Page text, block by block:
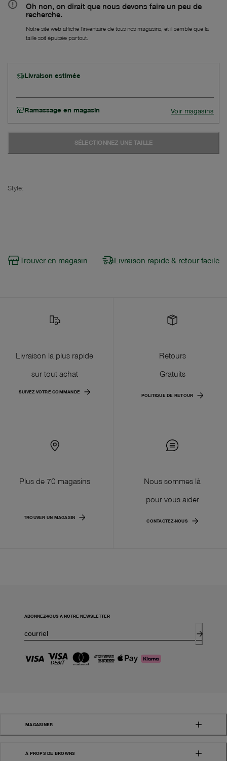
Oh non, on dirait que nous devons faire un peu de
recherche.
Notre site web affiche l'inventaire de tous nos magasins, et il semble que la
taille soit épuisée partout.
Livraison estimée
Ramassage en magasin Voir magasins
SÉLECTIONNEZ UNE TAILLE
Style:
Trouver en magasin Livraison rapide & retour facile
Livraison la plus rapide
sur tout achat
SUIVEZ VOTRE COMMANDE
Retours
Gratuits
POLITIQUE DE RETOUR
Plus de 70 magasins
TROUVER UN MAGASIN
Nous sommes là
pour vous aider
CONTACTEZ-NOUS
ABONNEZ-VOUS À NOTRE NEWSLETTER
MAGASINER
À PROPS DE BROWNS